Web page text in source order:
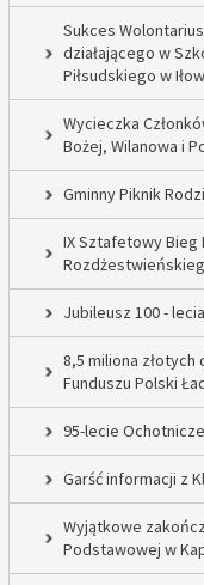
Sukces
działającego w
Piłsudskiego w
Wycieczka
Bożej, Wilanowa i
Gminny Piknik
IX Sztafetowy Bieg
Jubileusz 100 -
8,5 miliona złotych
Funduszu Polski
95-lecie
Garść informacji z
Wyjątkowe
Podstawowej w